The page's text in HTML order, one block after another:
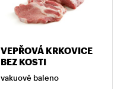
VEPŘOVÁ KRKOVICE
BEZ KOSTI
vakuově baleno